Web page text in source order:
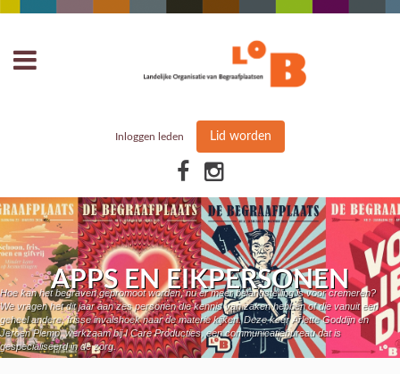
Inloggen leden Lid worden
APPS EN EIKPERSONEN
Hoe kan het begraven gepromoot worden, nu er meer belangstelling is voor cremeren?
We vragen het dit jaar aan zes personen die kennis van zaken hebben of die vanuit een
geheel andere, frisse invalshoek naar de materie kijken. Deze keer Arlette Goddijn en
Jeroen Plemp, werkzaam bij I Care Producties, een communicatiebureau dat is
gespecialiseerd in de zorg.